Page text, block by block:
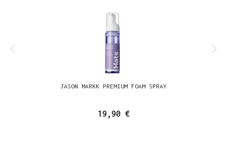
JASON MARKK PREMIUM FOAM SPRAY
19,90 €